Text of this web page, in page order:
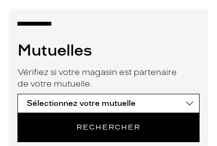
Mutuelles
Vérifiez si votre magasin est partenaire
de votre mutuelle.
RECHERCHER